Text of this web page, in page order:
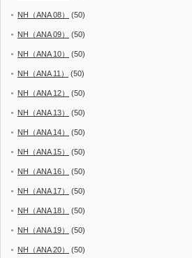
NH（ANA 08） (50)
NH（ANA 09） (50)
NH（ANA 10） (50)
NH（ANA 11） (50)
NH（ANA 12） (50)
NH（ANA 13） (50)
NH（ANA 14） (50)
NH（ANA 15） (50)
NH（ANA 16） (50)
NH（ANA 17） (50)
NH（ANA 18） (50)
NH（ANA 19） (50)
NH（ANA 20） (50)